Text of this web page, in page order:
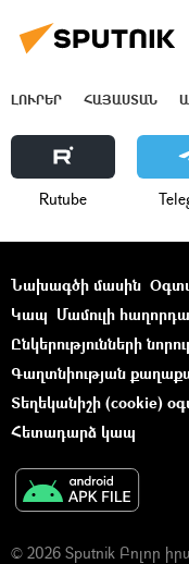
ԼՈՒՐԵՐ ՀԱՅԱՍՏԱՆ
Rutube
Նախագծի մասին
Կապ Մամուլի
Ընկերությունների
Գաղտնիության
Տեղեկանիշի (cookie)
Հետադարձ կապ
© 2026 Sputnik Բոլոր